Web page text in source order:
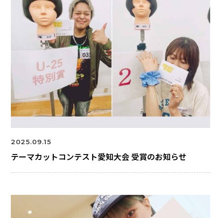
2025.09.15
テーマカットコンテスト愛知大会 受賞のお知らせ